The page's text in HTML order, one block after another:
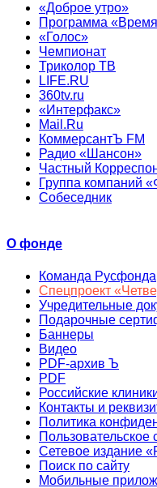
«Доброе утро»
Программа
«Голос»
Чемпионат
Триколор ТВ
LIFE.RU
360tv.ru
«Интерфакс»
Mail.Ru
КоммерсантЪ FM
Радио «Шансон»
Частный
Группа компаний
Собеседник
О фонде
Команда Русфонда
Спецпроект
Учредительные
Подарочные
Баннеры
Видео
PDF-архив Ъ
PDF
Российские
Контакты и
Политика
Пользовательское
Сетевое издание
Поиск по сайту
Мобильные